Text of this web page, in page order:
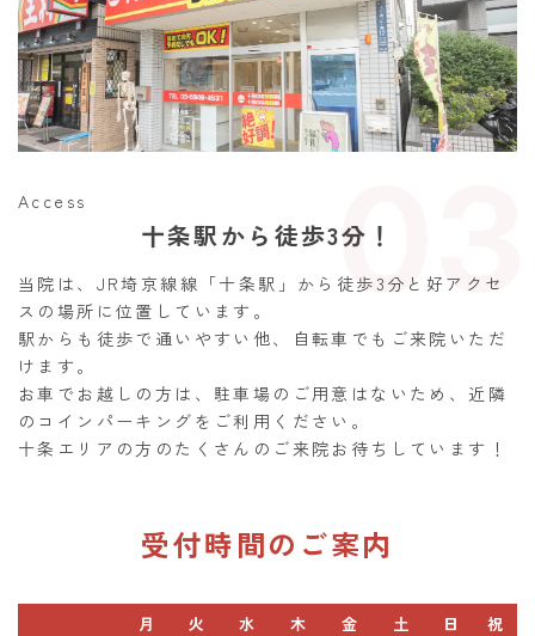
03
Access
十条駅から徒歩3分！
当院は、JR埼京線線「十条駅」から徒歩3分と好アクセ
スの場所に位置しています。
駅からも徒歩で通いやすい他、自転車でもご来院いただ
けます。
お車でお越しの方は、駐車場のご用意はないため、近隣
のコインパーキングをご利用ください。
十条エリアの方のたくさんのご来院お待ちしています！
受付時間のご案内
月 火 水 木 金 土 日 祝